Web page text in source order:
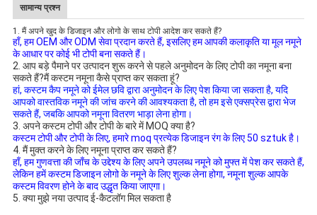
सामान्य प्रश्न
1. मैं अपने खुद के डिजाइन और लोगो के साथ टोपी आदेश कर सकते हैं?
हाँ, हम OEM और ODM सेवा प्रदान करते हैं, इसलिए हम आपकी कलाकृति या मूल नमूने
के आधार पर कोई भी टोपी बना सकते हैं।
2. आप बड़े पैमाने पर उत्पादन शुरू करने से पहले अनुमोदन के लिए टोपी का नमूना बना
सकते हैं?मैं कस्टम नमूना कैसे प्राप्त कर सकता हूं?
हां, कस्टम कैप नमूने को ईमेल छवि द्वारा अनुमोदन के लिए पेश किया जा सकता है, यदि
आपको वास्तविक नमूने की जांच करने की आवश्यकता है, तो हम इसे एक्सप्रेस द्वारा भेज
सकते हैं, जबकि आपको नमूना वितरण भाड़ा लेना होगा।
3. अपने कस्टम टोपी और टोपी के बारे में MOQ क्या है?
कस्टम टोपी और टोपी के लिए, हमारे moq प्रत्येक डिजाइन रंग के लिए 50 sztuk है।
4. मैं मुक्त करने के लिए नमूना प्राप्त कर सकते हैं?
हाँ, हम गुणवत्ता की जाँच के उद्देश्य के लिए अपने उपलब्ध नमूने को मुफ्त में पेश कर सकते हैं,
लेकिन हमें कस्टम डिजाइन लोगो के नमूने के लिए शुल्क लेना होगा, नमूना शुल्क आपके
कस्टम विवरण होने के बाद उद्धृत किया जाएगा।
5. क्या मुझे नया उत्पाद ई-कैटलॉग मिल सकता है